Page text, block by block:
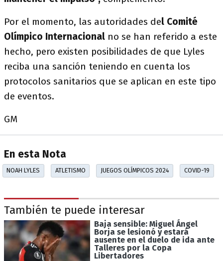
Por el momento, las autoridades del Comité
Olímpico Internacional no se han referido a este
hecho, pero existen posibilidades de que Lyles
reciba una sanción teniendo en cuenta los
protocolos sanitarios que se aplican en este tipo
de eventos.
GM
En esta Nota
NOAH LYLES ATLETISMO JUEGOS OLÍMPICOS 2024 COVID-19
También te puede interesar
Baja sensible: Miguel Ángel
Borja se lesionó y estará
ausente en el duelo de ida ante
Talleres por la Copa
Libertadores